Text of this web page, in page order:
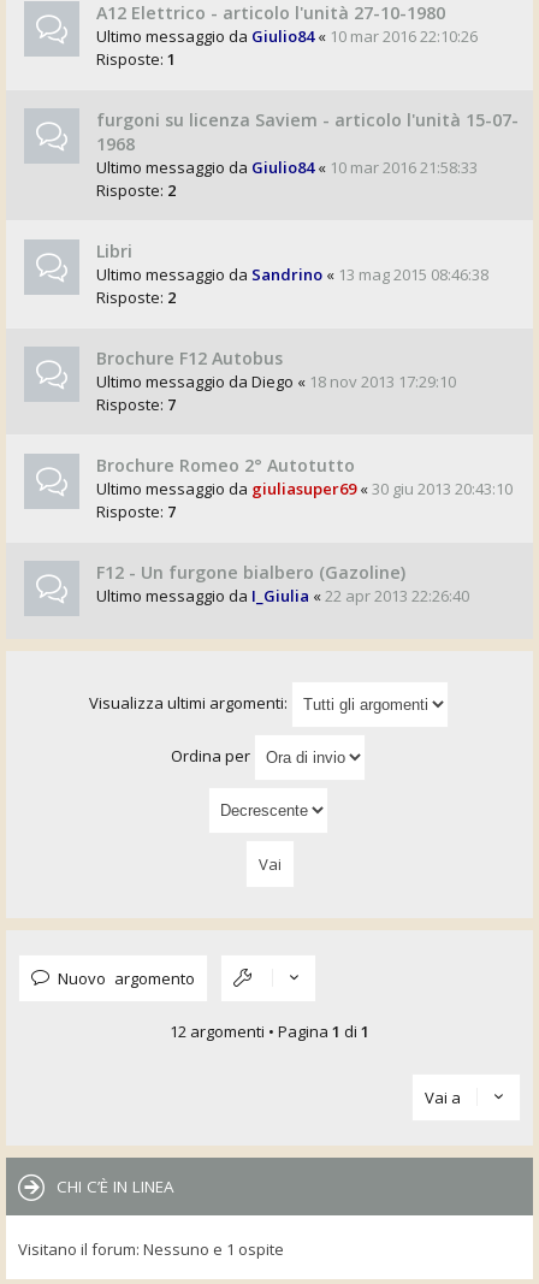
A12 Elettrico - articolo l'unità 27-10-1980
Ultimo messaggio da Giulio84« 10 mar 2016 22:10:26
Risposte: 1
furgoni su licenza Saviem - articolo l'unità 15-07-
1968
Ultimo messaggio da Giulio84« 10 mar 2016 21:58:33
Risposte: 2
Libri
Ultimo messaggio da Sandrino « 13 mag 2015 08:46:38
Risposte: 2
Brochure F12 Autobus
Ultimo messaggio da Diego « 18 nov 2013 17:29:10
Risposte: 7
Brochure Romeo 2° Autotutto
Ultimo messaggio da giuliasuper69«30 giu 2013 20:43:10
Risposte: 7
F12 - Un furgone bialbero (Gazoline)
Ultimo messaggio da I_Giulia «22 apr 2013 22:26:40
Visualizza ultimi argomenti:
Ordina per
Nuovo argomento
12 argomenti • Pagina 1 di 1
Vai a
CHI C’È IN LINEA
Visitano il forum: Nessuno e 1 ospite